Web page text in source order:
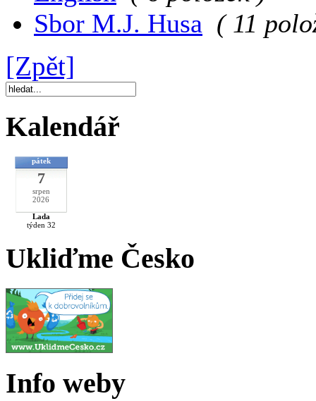
Sbor M.J. Husa ( 11
[Zpět]
Kalendář
pátek
7
srpen
2026
Lada
týden 32
Ukliďme Česko
Info weby